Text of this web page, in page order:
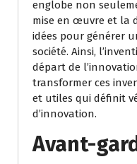
englobe non
mise en œuvre et la
idées pour générer
société. Ainsi,
départ de
transformer ces
et utiles qui définit
d’innovation.
Avant-